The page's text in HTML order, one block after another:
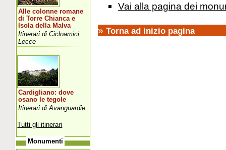
Vai alla pagina dei
» Torna ad inizio pagina
Alle colonne romane
di Torre Chianca e
Isola della Malva
Itinerari di Cicloamici
Lecce
Cardigliano: dove
osano le tegole
Itinerari di Avanguardie
Tutti gli itinerari
Monumenti